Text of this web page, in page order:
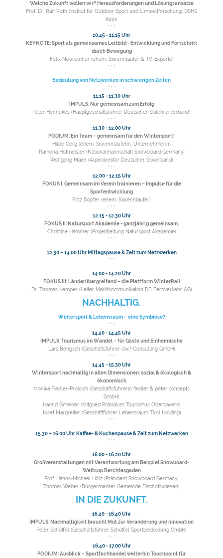
Welche Zukunft wollen wir? Herausforderungen und Lösungsansätze
Prof. Dr. Ralf Roth (Institut für Outdoor Sport und Umweltforschung, DSHS
Köln)
* * *
10.45 - 11.15 Uhr
KEYNOTE: Sport als gemeinsames Leitbild - Entwicklung und Fortschritt
durch Bewegung
Felix Neureuther (ehem. Skirennläufer & TV-Experte)
* * *
Bedeutung von Netzwerken in schwierigen Zeiten
* * *
11.15 - 11.30 Uhr
IMPULS: Nur gemeinsam zum Erfolg
Peter Hennekes (Hauptgeschäftsführer Deutscher Skilehrerverband)
* * *
11.30 - 12.00 Uhr
PODIUM: Ein Team – gemeinsam für den Wintersport!
Hilde Gerg (ehem. Skirennläuferin, Unternehmerin)
Ramona Hofmeister (Nationalmannschaft Snowboard Germany)
Wolfgang Maier (Alpindirektor Deutscher Skiverband)
* * *
12.00 - 12.15 Uhr
FOKUS I: Gemeinsam im Verein trainieren – Impulse für die
Sportentwicklung
Fritz Dopfer (ehem. Skirennläufer)
* * *
12.15 - 12.30 Uhr
FOKUS II: Natursport Akademie - ganzjährig gemeinsam.
Christine Hammer (Projektleitung Natursport Akademie)
* * *
12.30 – 14.00 Uhr Mittagspause & Zeit zum Netzwerken
* * *
14.00 - 14.20 Uhr
FOKUS III: Länderübergreifend – die Plattform WinterRail
Dr. Thomas Kemper (Leiter Marktkommunikation DB Fernverkehr AG)
NACHHALTIG.
Wintersport & Lebensraum – eine Symbiose?
* * *
14.20 - 14.45 Uhr
IMPULS: Tourismus im Wandel – für Gäste und Einheimische
Lars Bengsch (Geschäftsführer dwif-Consulting GmbH)
* * *
14.45 - 15.30 Uhr
Wintersport nachhaltig in allen Dimensionen: sozial & ökologisch &
ökonomisch
Monika Fiedler-Proksch (Geschäftsführerin fiedler & peter concepts
GmbH)
Harald Gmeiner (Mitglied Präsidium Tourismus Oberbayern)
Josef Margreiter (Geschäftführer Lebensraum Tirol Holding)
* * *
15.30 – 16.00 Uhr Kaffee- & Kuchenpause & Zeit zum Netzwerken
* * *
16.00 - 16.20 Uhr
Großveranstaltungen mit Verantwortung am Beispiel Snowboard-
Weltcup Berchtesgaden
Prof. Hanns-Michael Hölz (Präsident Snowboard Germany)
Thomas Weber (Bürgermeister Gemeinde Bischofswiesen)
IN DIE ZUKUNFT.
16.20 - 16.40 Uhr
IMPULS: Nachhaltigkeit braucht Mut zur Veränderung und Innovation
Peter Schöffel (Geschäftsführer Schöffel Sportbekleidung GmbH)
* * *
16.40 - 17.00 Uhr
PODIUM: Ausblick – Sportfachhandel weiterhin Touchpoint für